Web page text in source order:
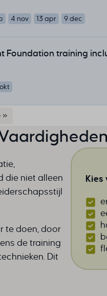
4 nov 13 apr 9 dec
Foundation training
»
die niet alleen
te doen, door
de training
Dit